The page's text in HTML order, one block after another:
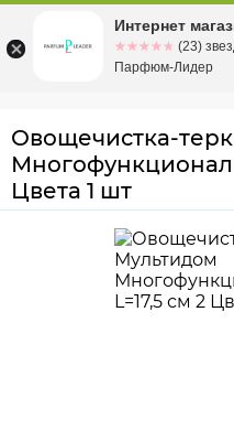
Омскул.
Овощечистка-
Цвета 1 шт
Интернет
☆☆☆☆☆
★★★★★ (23)
Парфюм-Лидер